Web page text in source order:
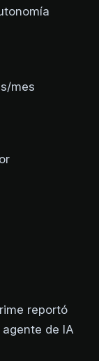
mes
reportó
de IA